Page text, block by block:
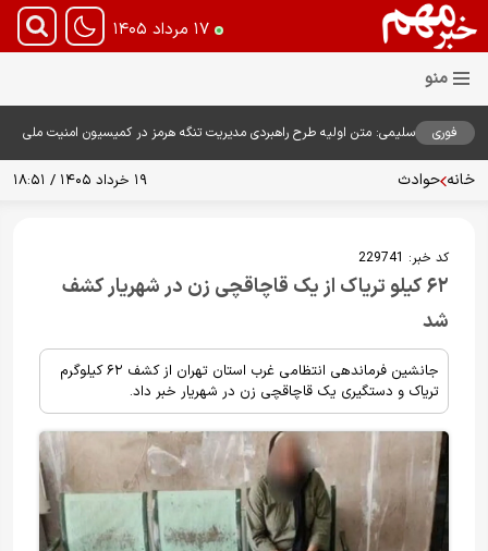
۱۷ مرداد ۱۴۰۵
فوری
سلیمی: متن اولیه طرح راهبردی مدیریت تنگه هرمز در کمیسیون امنیت ملی
خانه حوادث ۱۹ خرداد ۱۴۰۵ / ۱۸:۵۱
کد خبر: 229741
۶۲ کیلو تریاک از یک قاچاقچی زن در شهریار کشف
شد
جانشین فرماندهی انتظامی غرب استان تهران از کشف ۶۲ کیلوگرم
تریاک و دستگیری یک قاچاقچی زن در شهریار خبر داد.